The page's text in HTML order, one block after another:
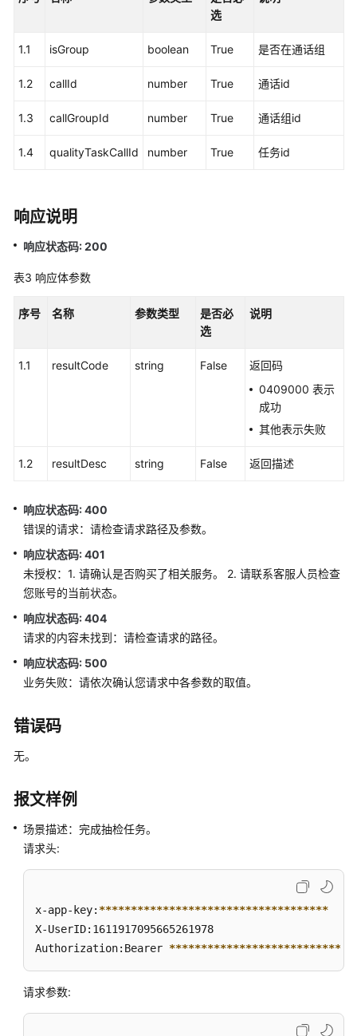
述
呼
中
配
接
口
动
席
呼
通
知
功
成
手
机
接
听
线
能
成
联
户
管
理
接
口
选
1.1 isGroup boolean True 是否在通话组
1.2 callId number True 通话id
1.3 callGroupId number True 通话组id
1.4 qualityTaskCallId number True 任务id
响应说明
响应状态码: 200
表3 响应体参数
序号 名称 参数类型
是否必
选
说明
1.1 resultCode string False
返回码
0409000 表示
成功
其他表示失败
1.2 resultDesc string False 返回描述
响应状态码: 400
错误的请求：请检查请求路径及参数。
响应状态码: 401
未授权：1. 请确认是否购买了相关服务。 2. 请联系客服人员检查
您账号的当前状态。
响应状态码: 404
请求的内容未找到：请检查请求的路径。
响应状态码: 500
业务失败：请依次确认您请求中各参数的取值。
错误码
无。
报文样例
场景描述：完成抽检任务。
请求头:
x-app-key: ************************************
X-UserID:1611917095665261978
Authorization:Bearer ****************************
请求参数: